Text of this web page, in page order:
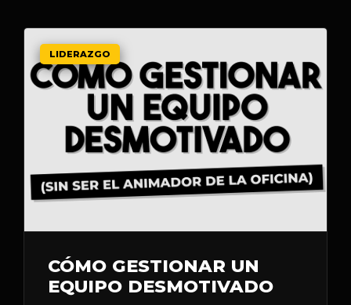
LIDERAZGO
CÓMO GESTIONAR UN
EQUIPO DESMOTIVADO